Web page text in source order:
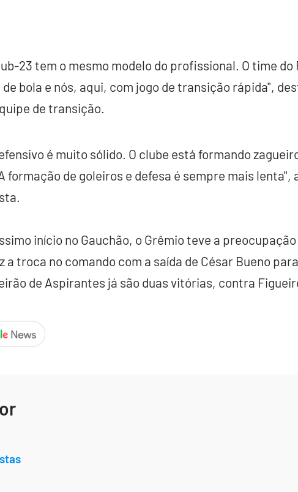
23 tem o mesmo modelo do profissional. O time
bola e nós, aqui, com jogo de transição rápida",
de transição.
é muito sólido. O clube está formando
formação de goleiros e defesa é sempre mais
início no Gauchão, o Grêmio teve a
a troca no comando com a saída de César Bueno
de Aspirantes já são duas vitórias, contra